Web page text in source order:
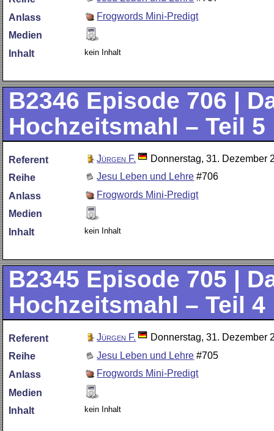
Anlass
Frogwords Mini-Predigt
Medien
Inhalt
kein Inhalt
B2346 Episode 706 |
Hochzeitsmahl – Teil 5
Referent Jürgen F.
Donnerstag, 31. Dezember
Reihe
Jesu Leben und Lehre #706
Anlass
Frogwords Mini-Predigt
Medien
Inhalt
kein Inhalt
B2345 Episode 705 |
Hochzeitsmahl – Teil 4
Referent Jürgen F.
Donnerstag, 31. Dezember
Reihe
Jesu Leben und Lehre #705
Anlass
Frogwords Mini-Predigt
Medien
Inhalt
kein Inhalt